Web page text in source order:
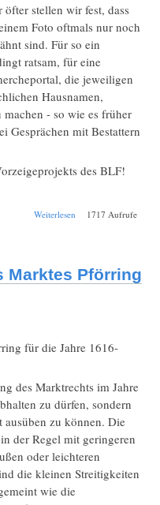
stellen wir fest, dass
Foto oftmals nur noch
sind. Für so ein
ratsam, für eine
die jeweiligen
Hausnamen,
- so wie es früher
Gesprächen mit Bestattern
des BLF!
Weiterlesen über Neuer
Personendatensätze
1717 Aufrufe
Marktes Pförring
für die Jahre 1616-
des Marktrechts im Jahre
zu dürfen, sondern
zu können. Die
der Regel mit geringeren
oder leichteren
die kleinen Streitigkeiten
wie die